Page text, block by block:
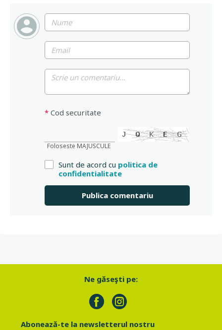
* Cod securitate
Foloseste MAJUSCULE
Sunt de acord cu politica de
confidentialitate
Ne găseşti pe:
Abonează-te la newsletterul nostru